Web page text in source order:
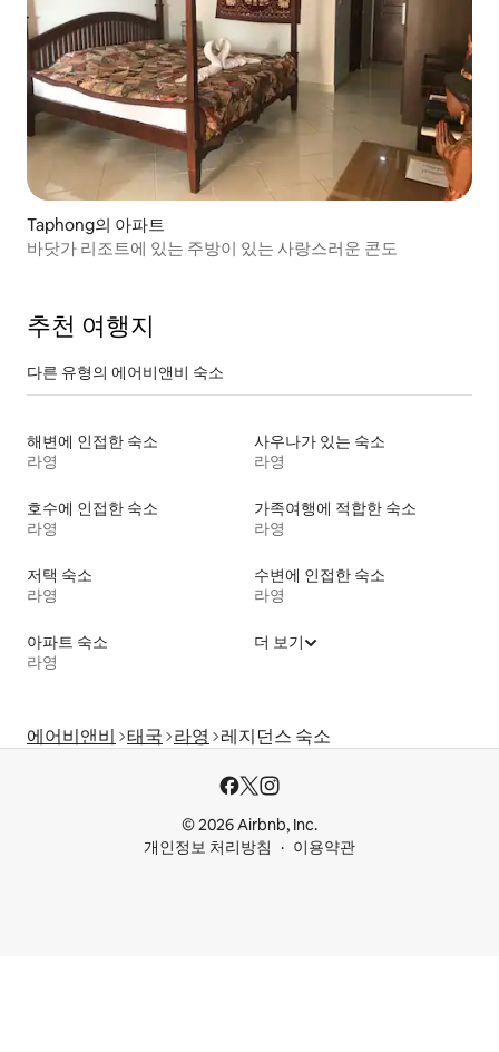
Taphong의 아파트
바닷가 리조트에 있는 주방이 있는 사랑스러운 콘도
추천 여행지
다른 유형의 에어비앤비 숙소
해변에 인접한 숙소
라영
사우나가 있는 숙소
라영
호수에 인접한 숙소
라영
가족여행에 적합한 숙소
라영
저택 숙소
라영
수변에 인접한 숙소
라영
아파트 숙소
라영
더 보기
에어비앤비 태국 라영 레지던스 숙소
© 2026 Airbnb, Inc.
개인정보 처리방침
이용약관